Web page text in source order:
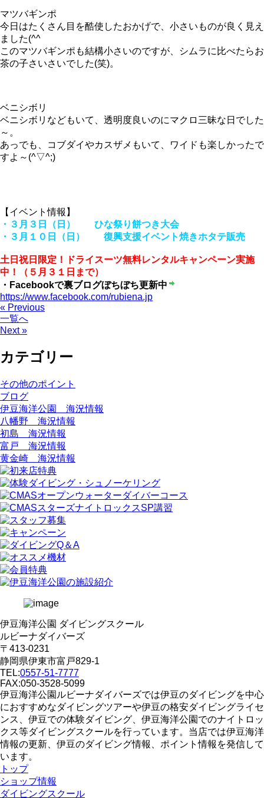
マツバギンポ
今日はたくさん目を酷使したおかげで、小さいものが良く見え
ました(^^ゞ
このマツバギンポも結構小さいのですが、シムラに比べたらお
茶の子さいさいでした(笑)。
ベニシボリ
ベニシボリなどもいて、透明度良いのにマクロ三昧な日でした
～。
あっでも、コブダイやカスザメもいて、ワイドも楽しかったで
すよ～(^▽^;)
【イベント情報】
・３月３日（日） ひな祭り餅つき大会
・３月１０日（日） 復興支援イベント焼きホタテ販売
土日祝日限定！ドライスーツ無料レンタルキャンペーン実施
中！（５月３１日まで）
・Facebookで裏ブログぼちぼち更新中
https://www.facebook.com/rubiena.jp
« Previous
一覧へ
Next »
カテゴリー
その他のポイント
ブログ
伊豆海洋公園 海況情報
八幡野 海況情報
初島 海況情報
富戸 海況情報
黄金崎 海況情報
伊豆海洋公園 ダイビングスクール
ルビーナダイバーズ
〒413-0231
静岡県伊東市富戸829-1
TEL:0557-51-7777
FAX:050-3528-5099
伊豆海洋公園ルビーナダイバーズでは伊豆のダイビングを中心
におすすめなダイビングツアーや伊豆の格安ダイビングライセ
ンス、伊豆での体験ダイビング、伊豆海洋公園でのナイトロッ
クス等ダイビングスクールを行っています。当店では伊豆海洋
情報の更新、伊豆のダイビング情報、ポイント情報を発信して
います。
トップ
ショップ情報
ダイビングスクール